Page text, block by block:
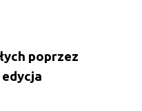
poprzez